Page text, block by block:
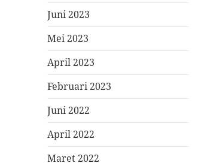
Juni 2023
Mei 2023
April 2023
Februari 2023
Juni 2022
April 2022
Maret 2022